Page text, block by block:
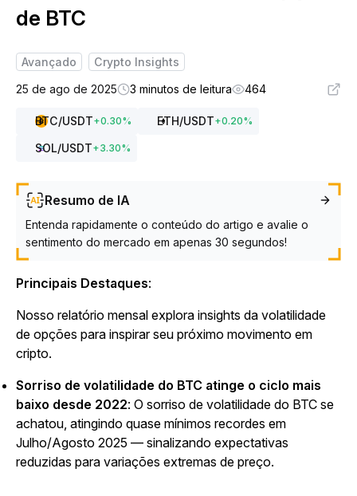
de BTC
Avançado
Crypto Insights
25 de ago de 2025
3 minutos de leitura 464
BTC/USDT+0.30% ETH/USDT+0.20%
SOL/USDT+3.30%
Resumo de IA
Entenda rapidamente o conteúdo do artigo e avalie o
sentimento do mercado em apenas 30 segundos!
Principais Destaques:
Nosso relatório mensal explora insights da volatilidade
de opções para inspirar seu próximo movimento em
cripto.
Sorriso de volatilidade do BTC atinge o ciclo mais
baixo desde 2022: O sorriso de volatilidade do BTC se
achatou, atingindo quase mínimos recordes em
Julho/Agosto 2025 — sinalizando expectativas
reduzidas para variações extremas de preço.